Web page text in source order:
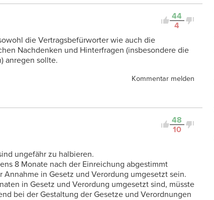
44
4
die Vertragsbefürworter wie auch die
Nachdenken und Hinterfragen (insbesondere die
anregen sollte.
Kommentar melden
48
10
ungefähr zu halbieren.
8 Monate nach der Einreichung abgestimmt
in Gesetz und Verordung umgesetzt sein.
in Gesetz und Verordung umgesetzt sind, müsste
bei der Gestaltung der Gesetze und Verordnungen